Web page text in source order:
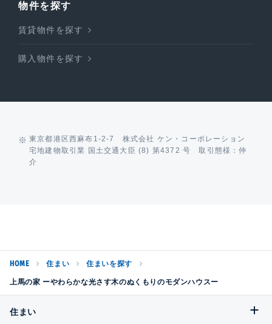
物件を探す
賃貸物件を探す
購入物件を探す
東京都港区西麻布1-2-7 株式会社 ケン・コーポレーション
宅地建物取引業 国土交通大臣 (8) 第4372 号 取引態様：仲
介
HOME 住まい 住まいを探す
上馬の家 ーやわらかな光さす木のぬくもりのモダンハウスー
住まい